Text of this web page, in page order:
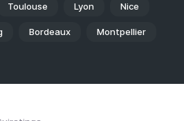
Toulouse Lyon Nice
Bordeaux Montpellier